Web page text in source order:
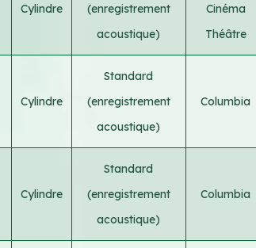
Cylindre
(enregistrement
acoustique)
Cinéma
Théâtre
Cylindre
Standard
(enregistrement
acoustique)
Columbia
Cylindre
Standard
(enregistrement
acoustique)
Columbia